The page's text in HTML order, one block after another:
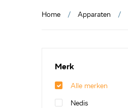
Home Apparaten
Merk
Alle merken
Nedis